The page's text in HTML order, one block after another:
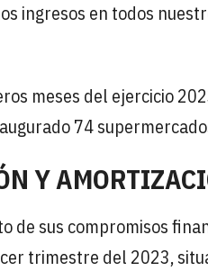
ingresos en todos
meses del ejercicio
74
Y
de sus compromisos
trimestre del 2023,